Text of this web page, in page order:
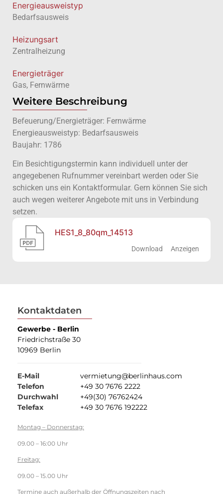
Energie­ausweistyp
Bedarfsausweis
Heizungsart
Zentralheizung
Energieträger
Gas, Fernwärme
Weitere Beschreibung
Befeuerung/Energieträger: Fernwärme
Energieausweistyp: Bedarfsausweis
Baujahr: 1786
Ein Besichtigungstermin kann individuell unter der
angegebenen Rufnummer vereinbart werden oder Sie
schicken uns ein Kontaktformular. Gern können Sie sich
auch wegen weiterer Angebote mit uns in Verbindung
setzen.
HES1_8_80qm_14513
Download Anzeigen
Kontaktdaten
Gewerbe - Berlin
Friedrichstraße 30
10969 Berlin
E-Mail
vermietung@berlinhaus.com
Telefon
+49 30 7676 2222
Durchwahl
+49(30) 76762424
Telefax
+49 30 7676 192222
Montag – Donnerstag:
09.00 – 16:00 Uhr
Freitag:
09.00 – 15.00 Uhr
Termine auch außerhalb der Öffnungszeiten nach